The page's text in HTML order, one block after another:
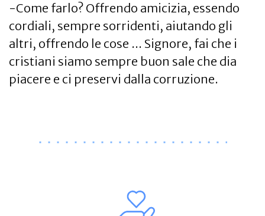
-Come farlo? Offrendo amicizia, essendo
cordiali, sempre sorridenti, aiutando gli
altri, offrendo le cose ... Signore, fai che i
cristiani siamo sempre buon sale che dia
piacere e ci preservi dalla corruzione.